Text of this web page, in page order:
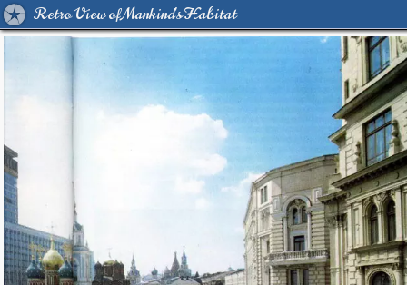
Retro View of Mankind's Habitat